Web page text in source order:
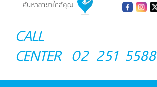
CALL
CENTER 02 251 5588